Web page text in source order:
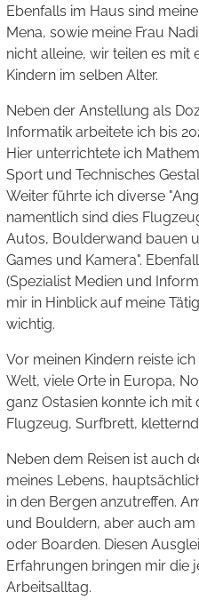
Ebenfalls im Haus sind
Mena, sowie meine Frau
nicht alleine, wir teilen es mit
Kindern im selben Alter.
Neben der Anstellung als
Informatik arbeitete ich bis
Hier unterrichtete ich
Sport und Technisches
Weiter führte ich diverse
namentlich sind dies
Autos, Boulderwand bauen
Games und Kamera".
(Spezialist Medien und
mir in Hinblick auf meine
wichtig.
Vor meinen Kindern reiste
Welt, viele Orte in Europa,
ganz Ostasien konnte ich
Flugzeug, Surfbrett,
Neben dem Reisen ist auch
meines Lebens,
in den Bergen anzutreffen.
und Bouldern, aber auch
oder Boarden. Diesen
Erfahrungen bringen mir die
Arbeitsalltag.